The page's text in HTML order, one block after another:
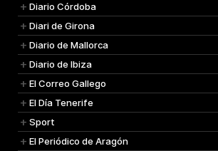
Diario Córdoba
Diari de Girona
Diario de Mallorca
Diario de Ibiza
El Correo Gallego
El Día Tenerife
Sport
El Periódico de Aragón